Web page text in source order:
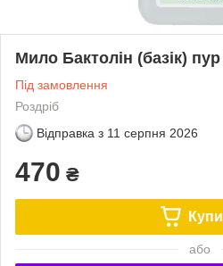
Мило Бактолін (базік)
Під замовлення
Роздріб
Відправка з 11 серпня 2026
470 ₴
або